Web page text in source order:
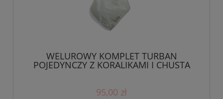
WELUROWY KOMPLET TURBAN
POJEDYNCZY Z KORALIKAMI I CHUSTA
95,00 zł